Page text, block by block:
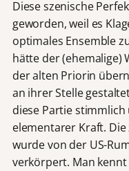
Diese szenische
geworden, weil es
optimales Ensemble
hätte der (ehemalige)
der alten Priorin
an ihrer Stelle
diese Partie
elementarer Kraft.
wurde von der US-
verkörpert. Man